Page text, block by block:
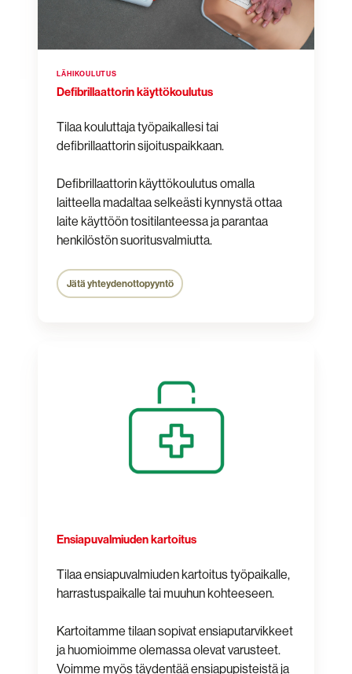
LÄHIKOULUTUS
Defibrillaattorin käyttökoulutus
Tilaa kouluttaja työpaikallesi tai
defibrillaattorin sijoituspaikkaan.
Defibrillaattorin käyttökoulutus omalla
laitteella madaltaa selkeästi kynnystä ottaa
laite käyttöön tositilanteessa ja parantaa
henkilöstön suoritusvalmiutta.
Jätä yhteydenottopyyntö
Ensiapuvalmiuden kartoitus
Tilaa ensiapuvalmiuden kartoitus työpaikalle,
harrastuspaikalle tai muuhun kohteeseen.
Kartoitamme tilaan sopivat ensiaputarvikkeet
ja huomioimme olemassa olevat varusteet.
Voimme myös täydentää ensiapupisteistä ja